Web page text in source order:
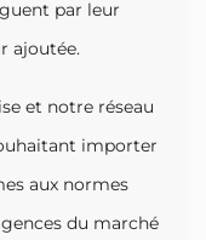
par leur
ajoutée.
et notre réseau
importer
aux normes
du marché